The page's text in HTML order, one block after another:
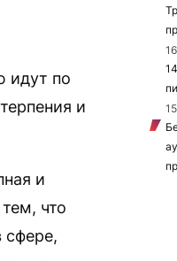
идут по
и
и
что
сфере,